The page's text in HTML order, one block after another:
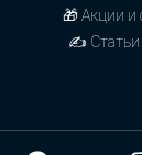
🎁 Акции и
✍ Статьи